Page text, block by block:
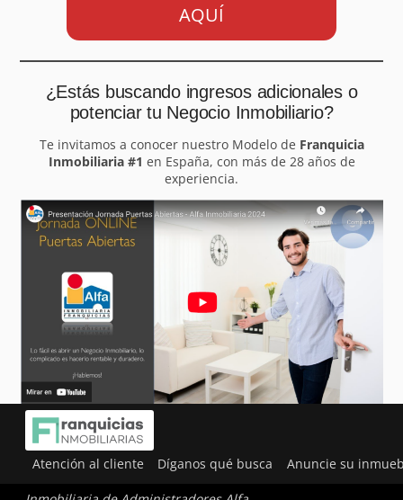
AQUÍ
¿Estás buscando ingresos adicionales o
potenciar tu Negocio Inmobiliario?
Te invitamos a conocer nuestro Modelo de Franquicia
Inmobiliaria #1 en España, con más de 28 años de
experiencia.
Atención al cliente Díganos qué busca Anuncie su